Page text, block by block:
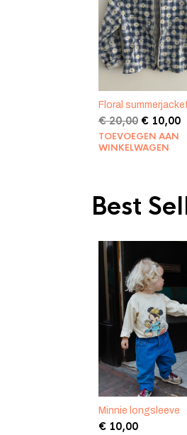
Floral
€20,00
prijs
was:
€10,00
TOEVOEGEN AAN
WINKELWAGEN
Best
Minnie longsleeve
€10,00